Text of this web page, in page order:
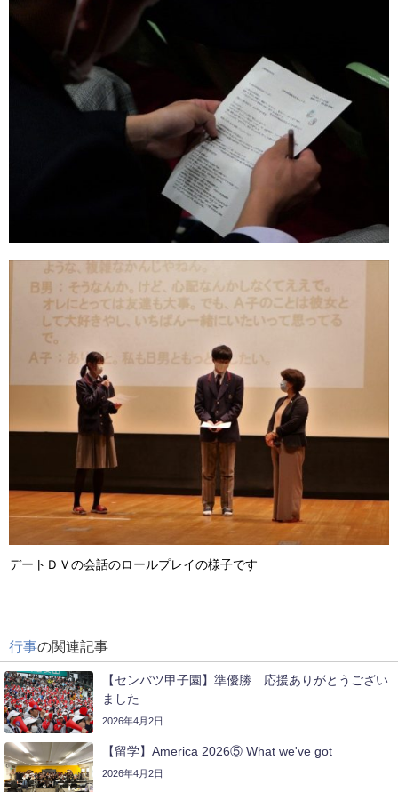
デートＤＶの会話のロールプレイの様子です
行事の関連記事
【センバツ甲子園】準優勝 応援ありがとうござい
ました
2026年4月2日
【留学】America 2026⑤ What we've got
2026年4月2日